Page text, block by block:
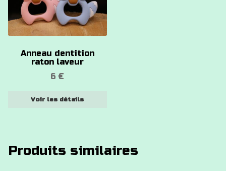
Anneau dentition
raton laveur
6€
Voir les détails
plusieurs
variations.
Les
peuvent
produit
Produits similaires